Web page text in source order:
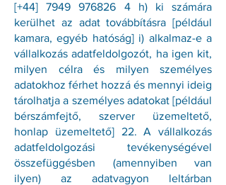
[+44]7949 976826 4h) ki számára
kerülhet az adat továbbításra [például
kamara, egyéb hatóság] i) alkalmaz-e a
vállalkozás adatfeldolgozót, ha igen kit,
milyen célra és milyen személyes
adatokhoz férhet hozzá és mennyi ideig
tárolhatja a személyes adatokat [például
bérszámfejtő, szerver üzemeltető,
honlap üzemeltető] 22. A vállalkozás
adatfeldolgozási tevékenységével
összefüggésben (amennyiben van
ilyen) az adatvagyon leltárban